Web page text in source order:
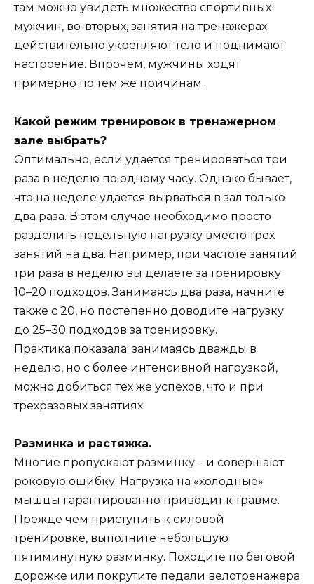
там можно увидеть множество спортивных
мужчин, во-вторых, занятия на тренажерах
действительно укрепляют тело и поднимают
настроение. Впрочем, мужчины ходят
примерно по тем же причинам.
Какой режим тренировок в тренажерном
зале выбрать?
Оптимально, если удается тренироваться три
раза в неделю по одному часу. Однако бывает,
что на неделе удается вырваться в зал только
два раза. В этом случае необходимо просто
разделить недельную нагрузку вместо трех
занятий на два. Например, при частоте занятий
три раза в неделю вы делаете за тренировку
10–20 подходов. Занимаясь два раза, начните
также с 20, но постепенно доводите нагрузку
до 25–30 подходов за тренировку.
Практика показала: занимаясь дважды в
неделю, но с более интенсивной нагрузкой,
можно добиться тех же успехов, что и при
трехразовых занятиях.
Разминка и растяжка.
Многие пропускают разминку – и совершают
роковую ошибку. Нагрузка на «холодные»
мышцы гарантированно приводит к травме.
Прежде чем приступить к силовой
тренировке, выполните небольшую
пятиминутную разминку. Походите по беговой
дорожке или покрутите педали велотренажера